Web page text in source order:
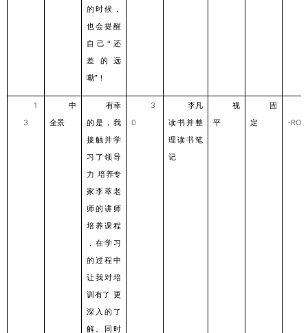
的时候，
也会提醒
⾃⼰ “ 还
差的远
嘞” ！
1
3
中
全景
有幸
的是，我
接触并学
习了领导
⼒ 培养专
家李萃⽼
师的讲师
培养课程
，在学习
的过程中
让我对培
训有了 更
深⼊的了
解。同时
3
0
李凡
读书并整
理读书笔
记
视
平
固
定
-